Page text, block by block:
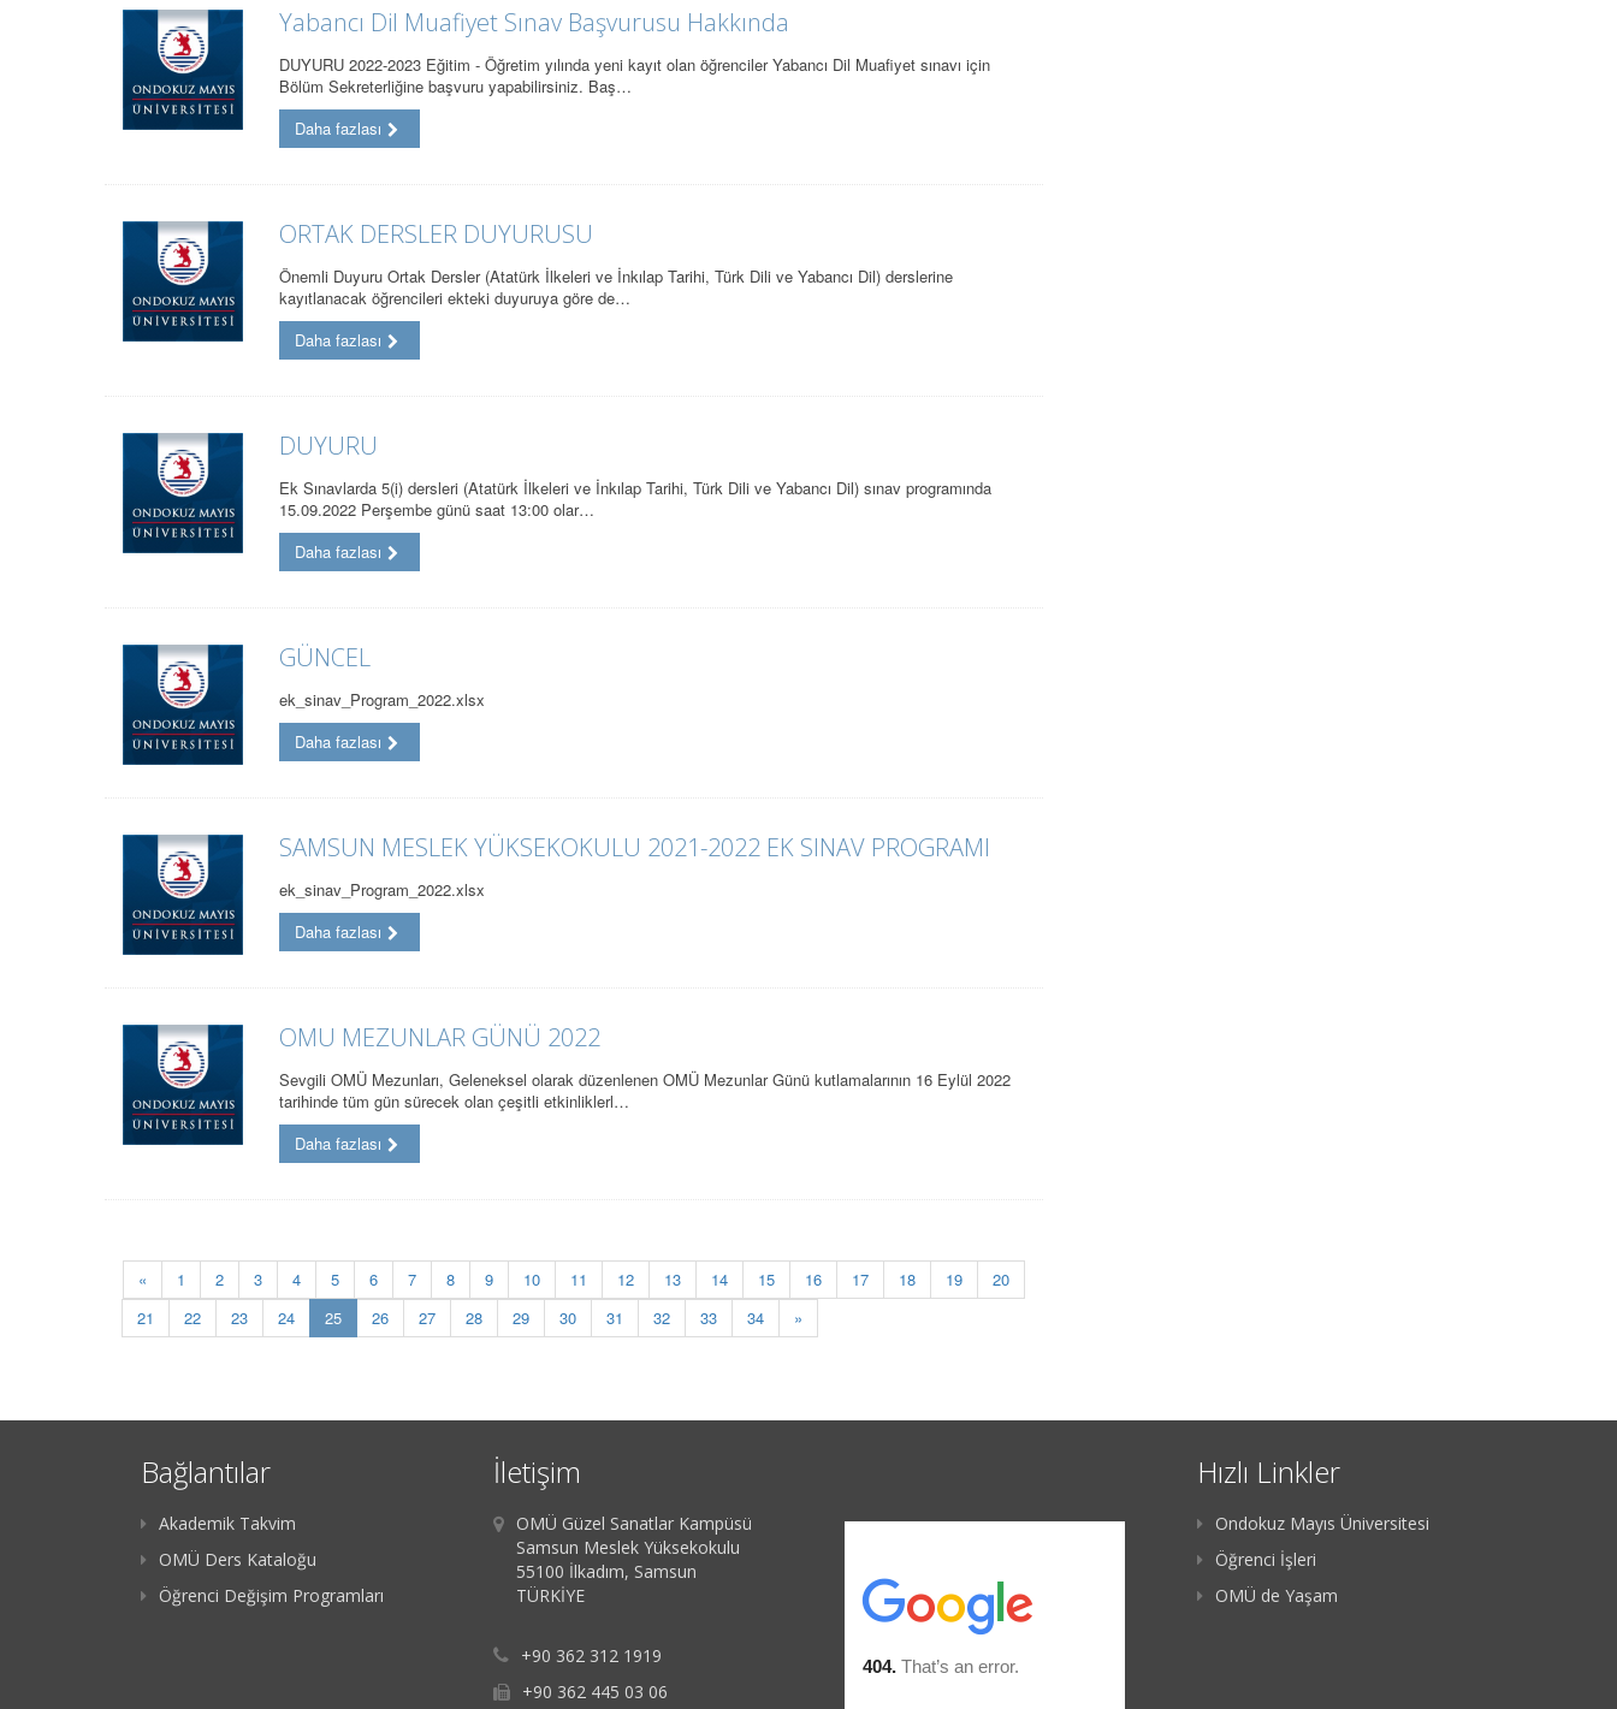
Yabancı Dil Muafiyet Sınav Başvurusu Hakkında
DUYURU 2022-2023 Eğitim - Öğretim yılında yeni kayıt olan öğrenciler Yabancı Dil Muafiyet sınavı için
Bölüm Sekreterliğine başvuru yapabilirsiniz. Baş…
Daha fazlası
ORTAK DERSLER DUYURUSU
Önemli Duyuru Ortak Dersler (Atatürk İlkeleri ve İnkılap Tarihi, Türk Dili ve Yabancı Dil) derslerine
kayıtlanacak öğrencileri ekteki duyuruya göre de…
Daha fazlası
DUYURU
Ek Sınavlarda 5(i) dersleri (Atatürk İlkeleri ve İnkılap Tarihi, Türk Dili ve Yabancı Dil) sınav programında
15.09.2022 Perşembe günü saat 13:00 olar…
Daha fazlası
GÜNCEL
ek_sinav_Program_2022.xlsx
Daha fazlası
SAMSUN MESLEK YÜKSEKOKULU 2021-2022 EK SINAV PROGRAMI
ek_sinav_Program_2022.xlsx
Daha fazlası
OMU MEZUNLAR GÜNÜ 2022
Sevgili OMÜ Mezunları, Geleneksel olarak düzenlenen OMÜ Mezunlar Günü kutlamalarının 16 Eylül 2022
tarihinde tüm gün sürecek olan çeşitli etkinliklerl…
Daha fazlası
« 1 2 3 4 5 6 7 8 9 10 11 12 13 14 15 16 17 18 19
20
21
22 23 24 25(current)
26 27 28 29 30 31 32 33 34 »
Bağlantılar
Akademik Takvim
OMÜ Ders Kataloğu
Öğrenci Değişim Programları
İletişim
OMÜ Güzel Sanatlar Kampüsü
Samsun Meslek Yüksekokulu
55100 İlkadım, Samsun
TÜRKİYE
+90 362 312 1919
+90 362 445 03 06
Hızlı Linkler
Ondokuz Mayıs Üniversitesi
Öğrenci İşleri
OMÜ de Yaşam